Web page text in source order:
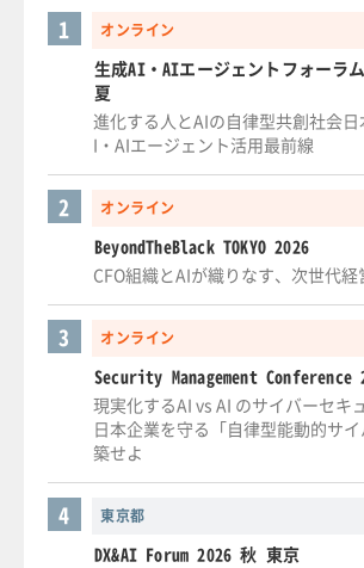
オンライン
1
生成AI・AIエージェントフォーラ
夏
進化する人とAIの自律型共創社会
I・AIエージェント活用最前線
オンライン
2
BeyondTheBlack TOKYO 2026
CFO組織とAIが織りなす、次世代
オンライン
3
Security Management Conference
現実化するAI vs AI のサイバーセキ
日本企業を守る「自律型能動的サ
築せよ
東京都
4
DX&AI Forum 2026 秋 東京